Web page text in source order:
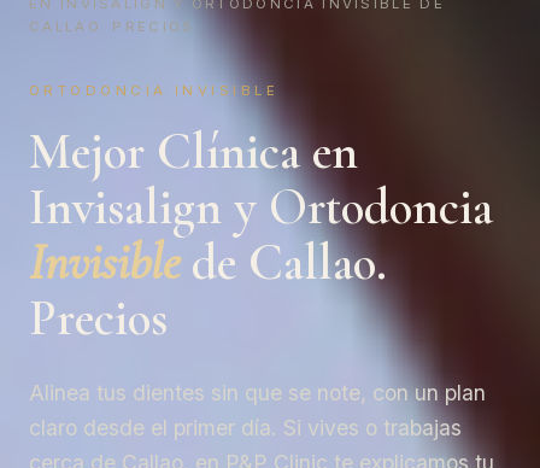
EN INVISALIGN Y ORTODONCIA INVISIBLE DE
CALLAO. PRECIOS
ORTODONCIA INVISIBLE
Mejor Clínica en
Invisalign y Ortodoncia
Invisiblede Callao.
Precios
Alinea tus dientes sin que se note, con un plan
claro desde el primer día. Si vives o trabajas
cerca de Callao, en P&P Clinic te explicamos tu